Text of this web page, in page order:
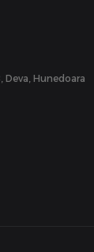
Deva, Hunedoara